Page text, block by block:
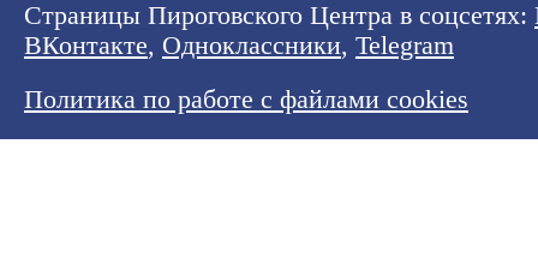
Страницы Пироговского Центра в соцсетях:
ВКонтакте, Одноклассники, Telegram
Политика по работе с файлами cookies